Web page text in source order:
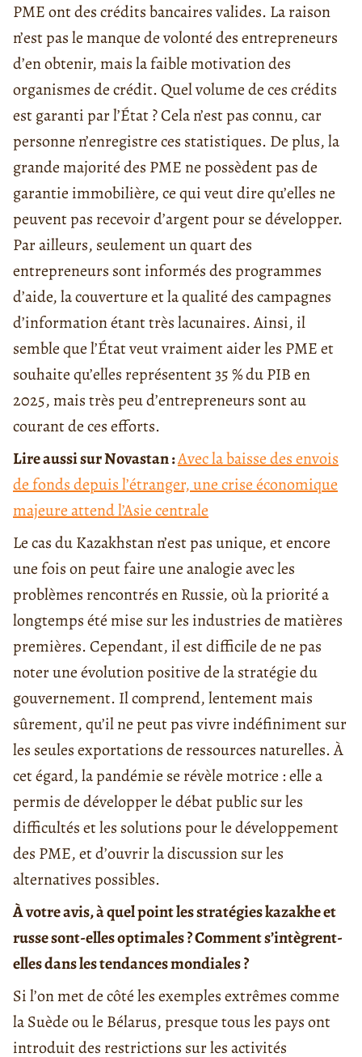
PME ont des crédits bancaires valides. La raison
n’est pas le manque de volonté des entrepreneurs
d’en obtenir, mais la faible motivation des
organismes de crédit. Quel volume de ces crédits
est garanti par l’État ? Cela n’est pas connu, car
personne n’enregistre ces statistiques. De plus, la
grande majorité des PME ne possèdent pas de
garantie immobilière, ce qui veut dire qu’elles ne
peuvent pas recevoir d’argent pour se développer.
Par ailleurs, seulement un quart des
entrepreneurs sont informés des programmes
d’aide, la couverture et la qualité des campagnes
d’information étant très lacunaires. Ainsi, il
semble que l’État veut vraiment aider les PME et
souhaite qu’elles représentent 35 % du PIB en
2025, mais très peu d’entrepreneurs sont au
courant de ces efforts.
Lire aussi sur Novastan :Avec la baisse des envois
de fonds depuis l’étranger, une crise économique
majeure attend l’Asie centrale
Le cas du Kazakhstan n’est pas unique, et encore
une fois on peut faire une analogie avec les
problèmes rencontrés en Russie, où la priorité a
longtemps été mise sur les industries de matières
premières. Cependant, il est difficile de ne pas
noter une évolution positive de la stratégie du
gouvernement. Il comprend, lentement mais
sûrement, qu’il ne peut pas vivre indéfiniment sur
les seules exportations de ressources naturelles. À
cet égard, la pandémie se révèle motrice : elle a
permis de développer le débat public sur les
difficultés et les solutions pour le développement
des PME, et d’ouvrir la discussion sur les
alternatives possibles.
À votre avis, à quel point les stratégies kazakhe et
russe sont-elles optimales ? Comment s’intègrent-
elles dans les tendances mondiales ?
Si l’on met de côté les exemples extrêmes comme
la Suède ou le Bélarus, presque tous les pays ont
introduit des restrictions sur les activités